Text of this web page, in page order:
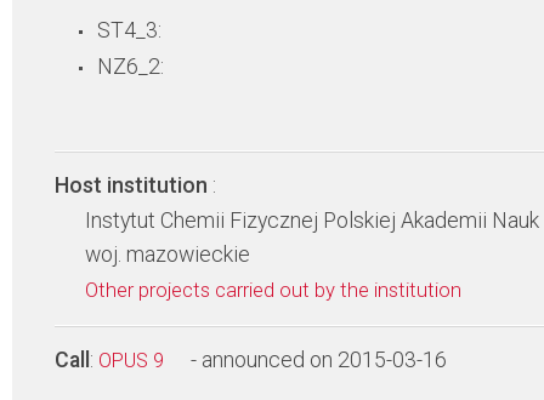
ST4_3:
NZ6_2:
Host institution :
Instytut Chemii Fizycznej Polskiej Akademii Nauk
woj. mazowieckie
Other projects carried out by the institution
Call : OPUS 9 - announced on 2015-03-16